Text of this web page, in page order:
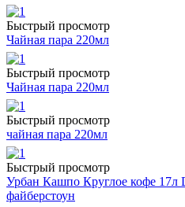
Быстрый просмотр
Чайная пара 220мл
Быстрый просмотр
Чайная пара 220мл
Быстрый просмотр
чайная пара 220мл
Быстрый просмотр
Урбан Кашпо Круглое кофе
файберстоун